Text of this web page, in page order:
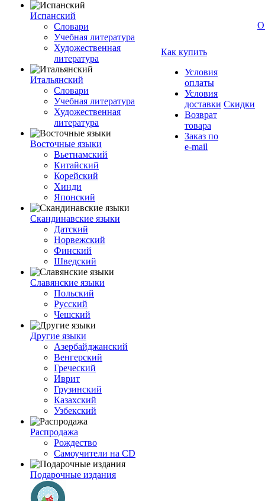
Испанский
Словари
Учебная литература
Художественная
литература
Итальянский
Словари
Учебная литература
Художественная
литература
Восточные языки
Вьетнамский
Китайский
Корейский
Хинди
Японский
Скандинавские языки
Датский
Норвежский
Финский
Шведский
Славянские языки
Польский
Русский
Чешский
Другие языки
Азербайджанский
Венгерский
Греческий
Иврит
Грузинский
Казахский
Узбекский
Распродажа
Рождество
Самоучители на CD
Подарочные издания
Как купить
Условия
оплаты
Условия
доставки
Возврат
товара
Заказ по
e-mail
Скидки
О